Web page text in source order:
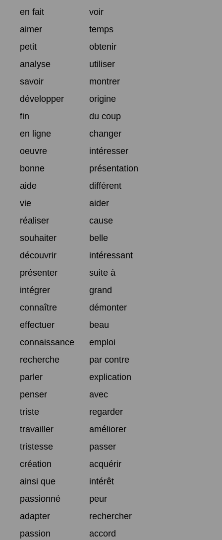
en fait
voir
aimer
temps
petit
obtenir
analyse
utiliser
savoir
montrer
développer
origine
fin
du coup
en ligne
changer
oeuvre
intéresser
bonne
présentation
aide
différent
vie
aider
réaliser
cause
souhaiter
belle
découvrir
intéressant
présenter
suite à
intégrer
grand
connaître
démonter
effectuer
beau
connaissance
emploi
recherche
par contre
parler
explication
penser
avec
triste
regarder
travailler
améliorer
tristesse
passer
création
acquérir
ainsi que
intérêt
passionné
peur
adapter
rechercher
passion
accord